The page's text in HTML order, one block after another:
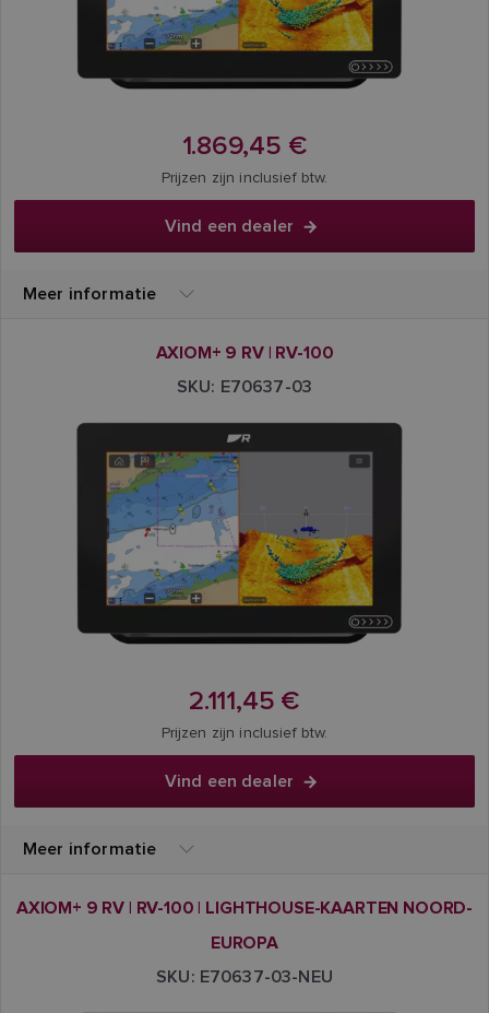
1.869,45 €
Prijzen zijn inclusief btw.
Vind een dealer
Meer informatie
AXIOM+ 9 RV | RV-100
SKU: E70637-03
2.111,45 €
Prijzen zijn inclusief btw.
Vind een dealer
Meer informatie
AXIOM+ 9 RV | RV-100 | LIGHTHOUSE-KAARTEN NOORD-
EUROPA
SKU: E70637-03-NEU